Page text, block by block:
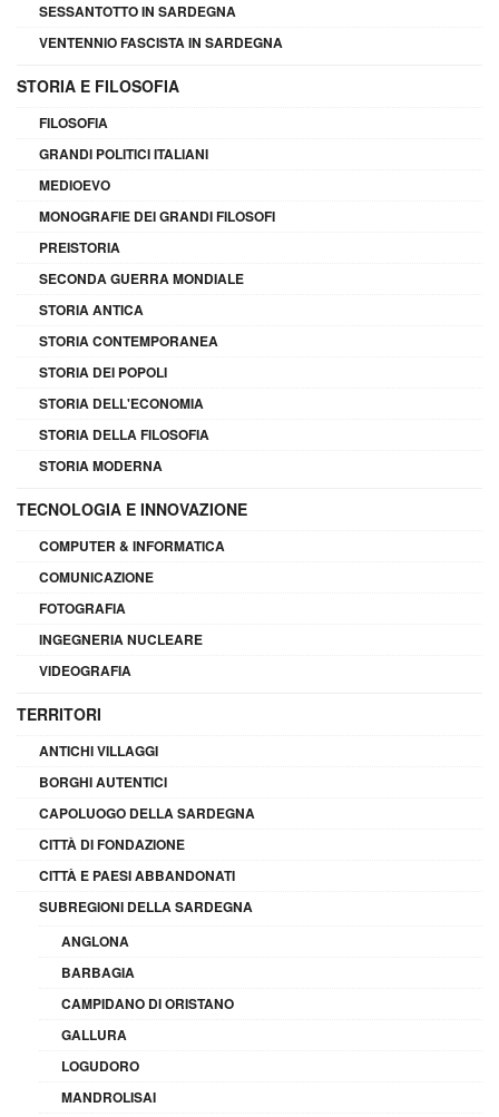
SESSANTOTTO IN SARDEGNA
VENTENNIO FASCISTA IN SARDEGNA
STORIA E FILOSOFIA
FILOSOFIA
GRANDI POLITICI ITALIANI
MEDIOEVO
MONOGRAFIE DEI GRANDI FILOSOFI
PREISTORIA
SECONDA GUERRA MONDIALE
STORIA ANTICA
STORIA CONTEMPORANEA
STORIA DEI POPOLI
STORIA DELL'ECONOMIA
STORIA DELLA FILOSOFIA
STORIA MODERNA
TECNOLOGIA E INNOVAZIONE
COMPUTER & INFORMATICA
COMUNICAZIONE
FOTOGRAFIA
INGEGNERIA NUCLEARE
VIDEOGRAFIA
TERRITORI
ANTICHI VILLAGGI
BORGHI AUTENTICI
CAPOLUOGO DELLA SARDEGNA
CITTÀ DI FONDAZIONE
CITTÀ E PAESI ABBANDONATI
SUBREGIONI DELLA SARDEGNA
ANGLONA
BARBAGIA
CAMPIDANO DI ORISTANO
GALLURA
LOGUDORO
MANDROLISAI